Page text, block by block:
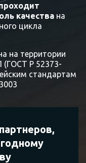
качества на
цикла
на территории
(ГОСТ Р 52373-
стандартам